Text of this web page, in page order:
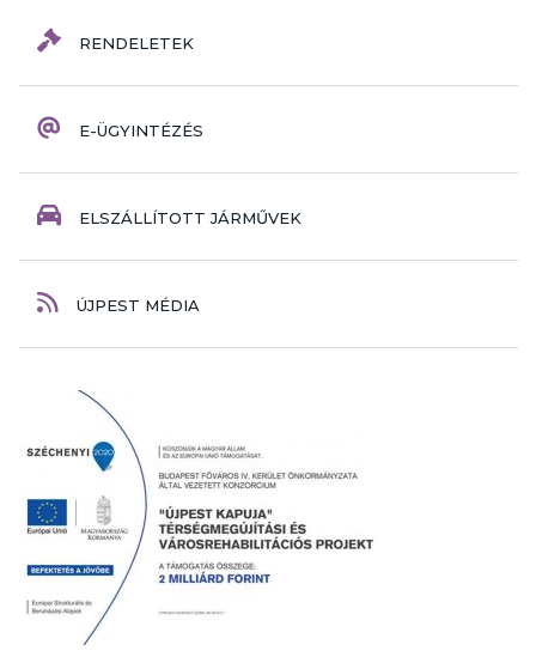
RENDELETEK
E-ÜGYINTÉZÉS
ELSZÁLLÍTOTT JÁRMŰVEK
ÚJPEST MÉDIA